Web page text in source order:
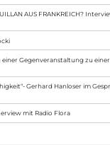
AUS FRANKREICH?
Gegenveranstaltung zu
Gerhard Hanloser im
mit Radio Flora